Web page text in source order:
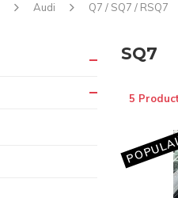
Audi Q7 / SQ7 / RSQ7
SQ7
5